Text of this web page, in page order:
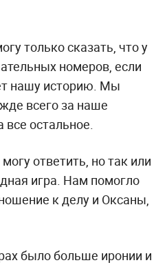
только сказать, что у
номеров, если
нашу историю. Мы
всего за наше
остальное.
ответить, но так или
игра. Нам помогло
к делу и Оксаны,
было больше иронии и